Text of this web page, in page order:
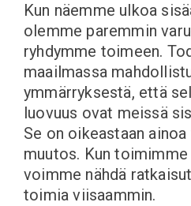
Kun näemme ulkoa
olemme paremmin
ryhdymme toimeen.
maailmassa
ymmärryksestä, että
luovuus ovat meissä
Se on oikeastaan ainoa
muutos. Kun
voimme nähdä
toimia viisaammin.